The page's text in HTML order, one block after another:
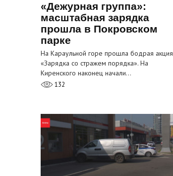
«Дежурная группа»:
масштабная зарядка
прошла в Покровском
парке
На Караульной горе прошла бодрая акция
«Зарядка со стражем порядка». На
Киренского наконец начали…
132